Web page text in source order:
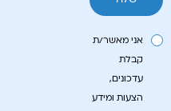
אני מאשר/ת
קבלת
עדכונים,
הצעות ומידע